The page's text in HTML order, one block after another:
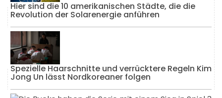
Hier sind die 10 amerikanischen Städte, die die
Revolution der Solarenergie anführen
Spezielle Haarschnitte und verrücktere Regeln Kim
Jong Un lässt Nordkoreaner folgen